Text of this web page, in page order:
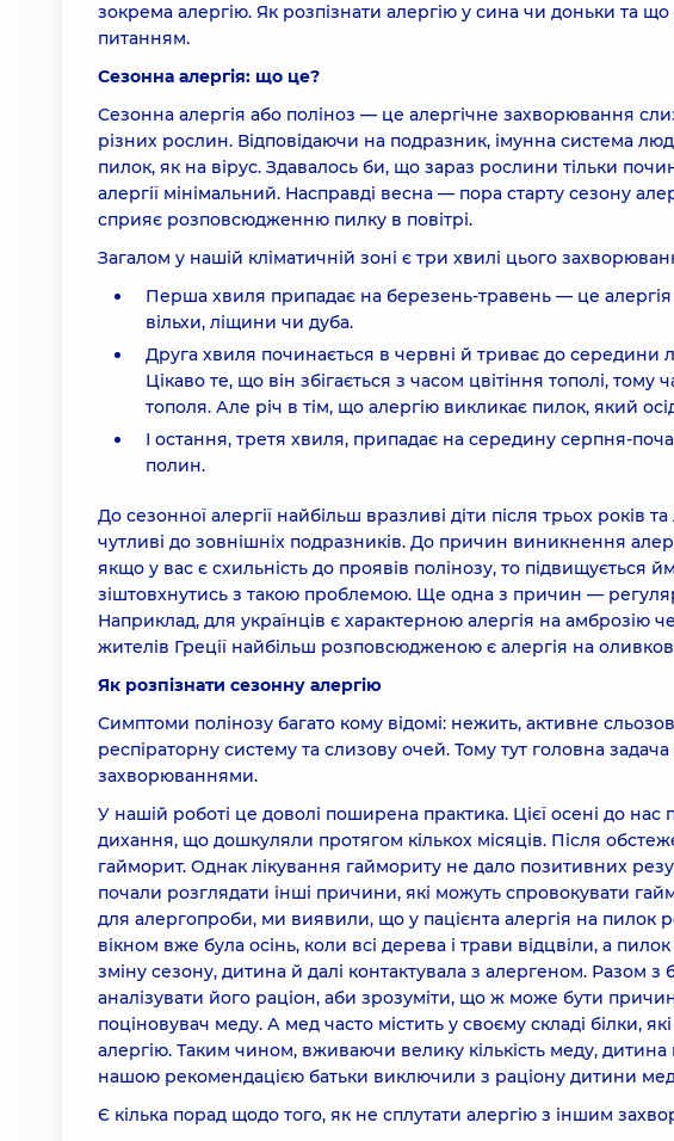
зокрема алергію. Як розпізнати алергію у сина чи доньки та
питанням.
Сезонна алергія: що це?
Сезонна алергія або поліноз — це алергічне захворювання
різних рослин. Відповідаючи на подразник, імунна система
пилок, як на вірус. Здавалось би, що зараз рослини тільки
алергії мінімальний. Насправді весна — пора старту сезону
сприяє розповсюдженню пилку в повітрі.
Загалом у нашій кліматичній зоні є три хвилі цього
Перша хвиля припадає на березень-травень — це
вільхи, ліщини чи дуба.
Друга хвиля починається в червні й триває до середини
Цікаво те, що він збігається з часом цвітіння тополі,
тополя. Але річ в тім, що алергію викликає пилок, який
І остання, третя хвиля, припадає на середину серпня-
полин.
До сезонної алергії найбільш вразливі діти після трьох років
чутливі до зовнішніх подразників. До причин виникнення
якщо у вас є схильність до проявів полінозу, то підвищується
зіштовхнутись з такою проблемою. Ще одна з причин —
Наприклад, для українців є характерною алергія на амброзію
жителів Греції найбільш розповсюдженою є алергія на
Як розпізнати сезонну алергію
Симптоми полінозу багато кому відомі: нежить, активне
респіраторну систему та слизову очей. Тому тут головна
захворюваннями.
У нашій роботі це доволі поширена практика. Цієї осені до
дихання, що дошкуляли протягом кількох місяців. Після
гайморит. Однак лікування гаймориту не дало позитивних
почали розглядати інші причини, які можуть спровокувати
для алергопроби, ми виявили, що у пацієнта алергія на пилок
вікном вже була осінь, коли всі дерева і трави відцвіли, а
зміну сезону, дитина й далі контактувала з алергеном. Разом
аналізувати його раціон, аби зрозуміти, що ж може бути
поціновувач меду. А мед часто містить у своєму складі білки,
алергію. Таким чином, вживаючи велику кількість меду,
нашою рекомендацією батьки виключили з раціону дитини
Є кілька порад щодо того, як не сплутати алергію з іншим